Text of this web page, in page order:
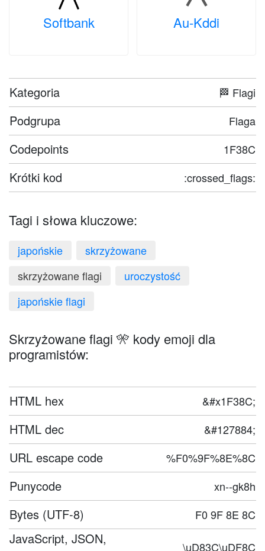
Softbank Au-Kddi
Kategoria 🏁 Flagi
Podgrupa Flaga
Codepoints 1F38C
Krótki kod :crossed_flags:
Tagi i słowa kluczowe:
japońskie
skrzyżowane
skrzyżowane flagi
uroczystość
japońskie flagi
Skrzyżowane flagi 🎌 kody emoji dla
programistów:
HTML hex &#x1F38C;
HTML dec &#127884;
URL escape code %F0%9F%8E%8C
Punycode xn--gk8h
Bytes (UTF-8) F0 9F 8E 8C
JavaScript, JSON,
\uD83C\uDF8C